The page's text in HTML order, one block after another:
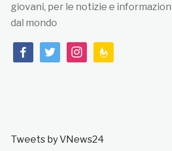
giovani, per le notizie e informazioni
dal mondo
facebooktwitterinstagramfeedburner
Tweets by VNews24